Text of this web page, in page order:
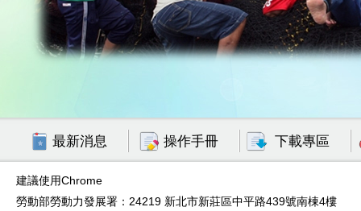
最新消息 操作手冊 下載專區
建議使用Chrome
勞動部勞動力發展署：24219 新北市新莊區中平路439號南棟4樓